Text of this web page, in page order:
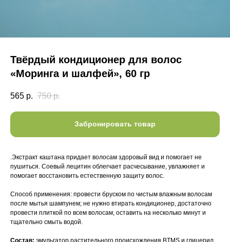
Твёрдый кондиционер для волос
«Моринга и шалфей», 60 гр
565 р. 750 р.
Забронировать товар
.Экстракт каштана придает волосам здоровый вид и помогает не
пушиться. Соевый лецитин облегчает расчесываниe, увлажняет и
помогает восстановить естественную защиту волос.
Способ применения: провести бруском по чистым влажным волосам
после мытья шампунем; не нужно втирать кондиционер, достаточно
провести плиткой по всем волосам, оставить на несколько минут и
тщательно смыть водой.
Состав: эмульгатор растительного происхождения BTMS и глицерил